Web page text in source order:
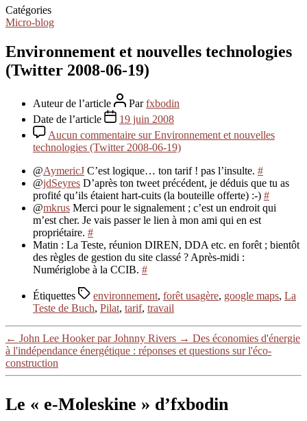
Catégories
Micro-blog
Environnement et nouvelles technologies
(Twitter 2008-06-19)
Auteur de l’article Parfxbodin
Date de l’article
19 juin 2008
Aucun commentaire sur Environnement et nouvelles
technologies (Twitter 2008-06-19)
@AymericJ C’est logique… ton tarif ! pas l’insulte. #
@jdSeyres D’après ton tweet précédent, je déduis que tu as
profité qu’ils étaient hart-cuits (la bouteille offerte) :-) #
@mkrus Merci pour le signalement ; c’est un endroit qui
m’est cher. Je vais passer le lien à mon ami qui en est
propriétaire. #
Matin : La Teste, réunion DIREN, DDA etc. en forêt ; bientôt
des règles de gestion du site classé ? Après-midi :
Numériglobe à la CCIB. #
Étiquettes environnement, forêt usagère, google maps, La
Teste de Buch, Pilat, tarif, travail
← John Lee Hooker par Johnny Rivers → Des économies d'énergie
à l'indépendance énergétique : réponses et questions sur l'éco-
construction
Le « e-Moleskine » d’fxbodin